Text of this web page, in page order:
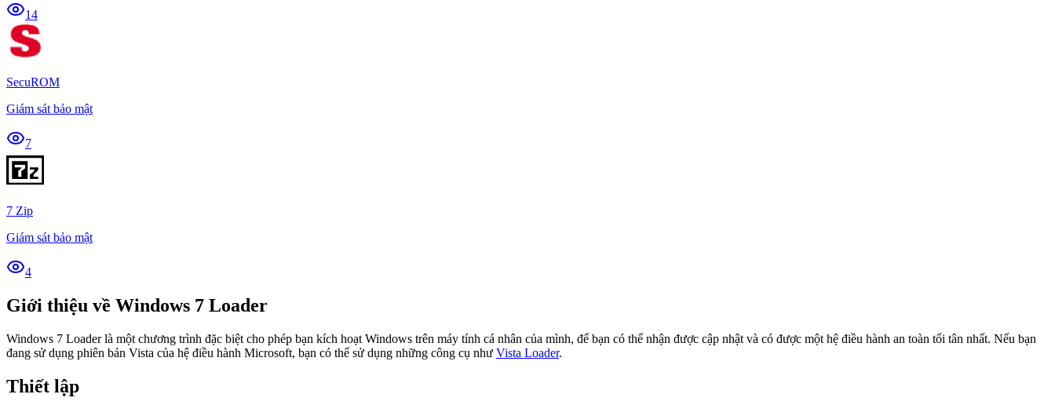
14
SecuROM
Giám sát bảo mật
7
7 Zip
Giám sát bảo mật
4
Giới thiệu về Windows 7 Loader
Windows 7 Loader là một chương trình đặc biệt cho phép bạn kích hoạt Windows trên máy tính cá nhân của mình, để bạn có thể nhận được cập nhật và có được một hệ điều hành an toàn tối tân nhất. Nếu bạn
đang sử dụng phiên bản Vista của hệ điều hành Microsoft, bạn có thể sử dụng những công cụ như Vista Loader.
Thiết lập